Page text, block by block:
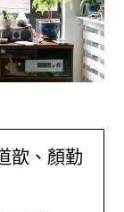
歆、顏勤